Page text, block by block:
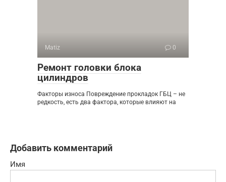
Matiz 0
Ремонт головки блока
цилиндров
Факторы износа Повреждение прокладок ГБЦ – не
редкость, есть два фактора, которые влияют на
Добавить комментарий
Имя